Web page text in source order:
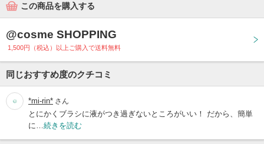
この商品を購入する
@cosme SHOPPING
1,500円（税込）以上ご購入で送料無料
同じおすすめ度のクチコミ
*mi-rin* さん
とにかくブラシに液がつき過ぎないところがいい！ だから、簡単
に… 続きを読む